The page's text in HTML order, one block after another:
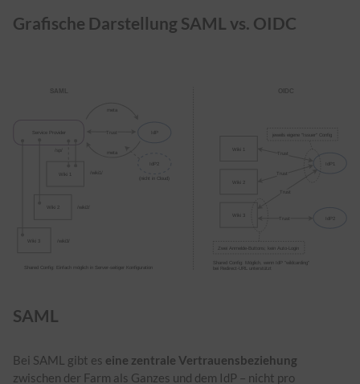
Grafische Darstellung SAML vs. OIDC
SAML
Bei SAML gibt es eine zentrale Vertrauensbeziehung
zwischen der Farm als Ganzes und dem IdP – nicht pro